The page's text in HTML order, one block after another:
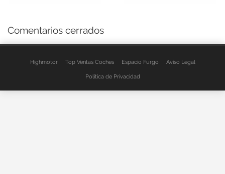
Comentarios cerrados
Highmotor Top Ventas Coches Espacio Furgo Aviso Legal
Política de Privacidad